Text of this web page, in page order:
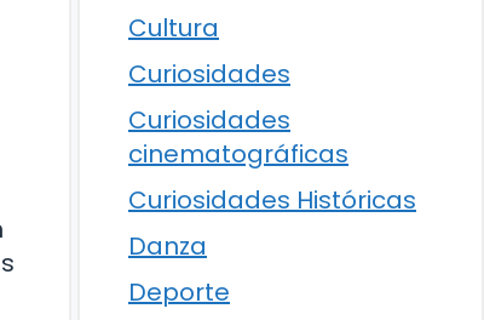
Cultura
Curiosidades
Curiosidades
cinematográficas
Curiosidades Históricas
Danza
Deporte